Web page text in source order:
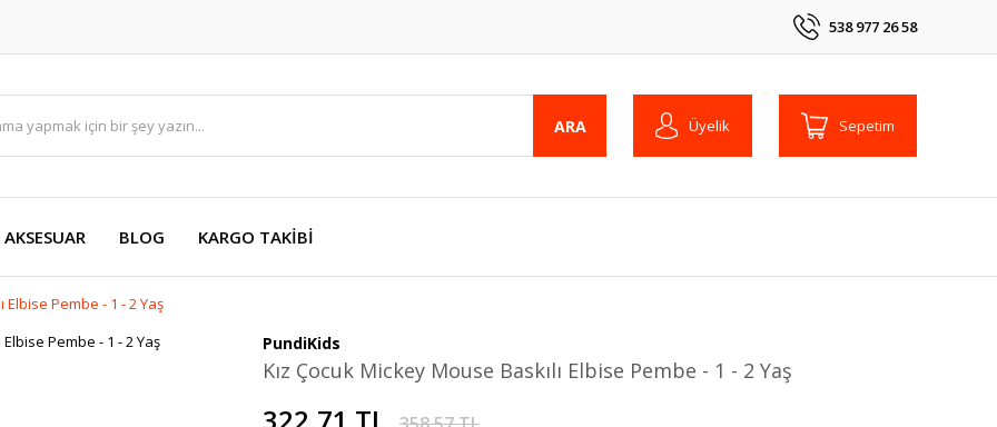
538 977 26 58
ARA Üyelik Sepetim
AKSESUAR BLOG KARGO TAKİBİ
Elbise Pembe - 1 - 2 Yaş
PundiKids
Kız Çocuk Mickey Mouse Baskılı Elbise Pembe - 1 - 2 Yaş